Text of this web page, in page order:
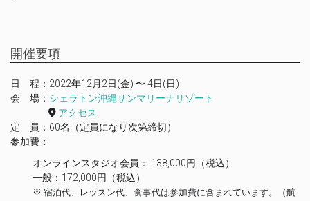
開催要項
日 程：2022年12月2日(金) 〜 4日(日)
会 場： シェラトン沖縄サンマリーナリゾート
アクセス
定 員：60名（定員になり次第締切）
参加費：
オンラインスタジオ会員： 138,000円（税込）
一般：172,000円（税込）
※ 宿泊代、レッスン代、食事代は参加費に含まれています。（航